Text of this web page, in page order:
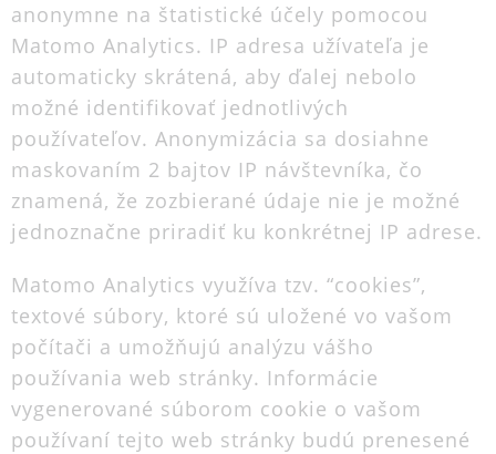
anonymne na štatistické účely pomocou
Matomo Analytics. IP adresa užívateľa je
automaticky skrátená, aby ďalej nebolo
možné identifikovať jednotlivých
používateľov. Anonymizácia sa dosiahne
maskovaním 2 bajtov IP návštevníka, čo
znamená, že zozbierané údaje nie je možné
jednoznačne priradiť ku konkrétnej IP adrese.
Matomo Analytics využíva tzv. “cookies”,
textové súbory, ktoré sú uložené vo vašom
počítači a umožňujú analýzu vášho
používania web stránky. Informácie
vygenerované súborom cookie o vašom
používaní tejto web stránky budú prenesené